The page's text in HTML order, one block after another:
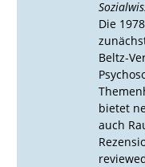
Die
Beltz-
bietet
auch